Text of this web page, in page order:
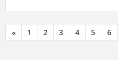
« 1 2 3 4 5 6